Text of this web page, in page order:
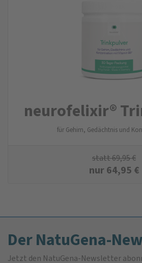
neurofelixir®
für Gehirn, Gedächtnis und
statt69,95€
nur64,95 €
Der NatuGena-
Jetzt den NatuGena-Newsletter